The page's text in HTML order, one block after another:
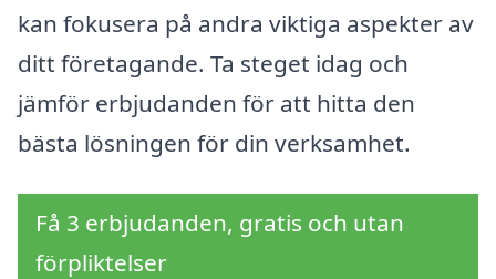
kan fokusera på andra viktiga aspekter av
ditt företagande. Ta steget idag och
jämför erbjudanden för att hitta den
bästa lösningen för din verksamhet.
Få 3 erbjudanden, gratis och utan
förpliktelser